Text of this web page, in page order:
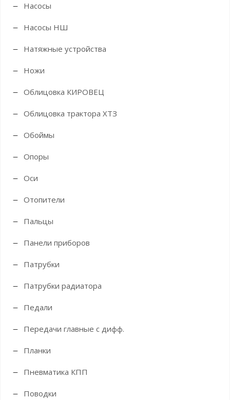
Насосы
Насосы НШ
Натяжные устройства
Ножи
Облицовка КИРОВЕЦ
Облицовка трактора ХТЗ
Обоймы
Опоры
Оси
Отопители
Пальцы
Панели приборов
Патрубки
Патрубки радиатора
Педали
Передачи главные с дифф.
Планки
Пневматика КПП
Поводки